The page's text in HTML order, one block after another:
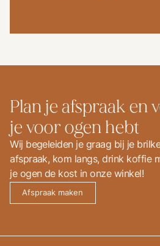
Plan je afspraak en
je voor ogen hebt
Wij begeleiden je graag bij je
afspraak, kom langs, drink koffie
je ogen de kost in onze winkel!
Afspraak maken